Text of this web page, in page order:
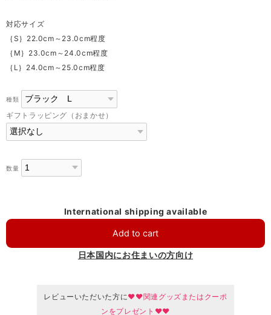
対応サイズ
｛S｝22.0cm～23.0cm程度
｛M｝23.0cm～24.0cm程度
｛L｝24.0cm～25.0cm程度
種類
ギフトラッピング（おまかせ）
数量
International shipping available
Add to cart
日本国内にお住まいの方向け
レビューいただいた方に♥♥関連グッズまたはクーポ
ンをプレゼント♥♥